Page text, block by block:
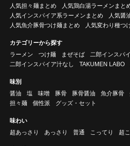
人気担々麺まとめ
人気鶏白湯ラーメンまと
人気インスパイア系ラーメンまとめ
人気醤
人気魚介豚骨つけ麺まとめ
人気変わり種つ
カテゴリーから探す
ラーメン
つけ麺 まぜそば
二郎インスパ
二郎インスパイア汁なし
TAKUMEN LABO
味別
醤油
塩 味噌 豚骨 豚骨醤油 魚介豚骨
担々麺
個性派 グッズ・セット
味わい
超あっさり
あっさり 普通 こってり 超